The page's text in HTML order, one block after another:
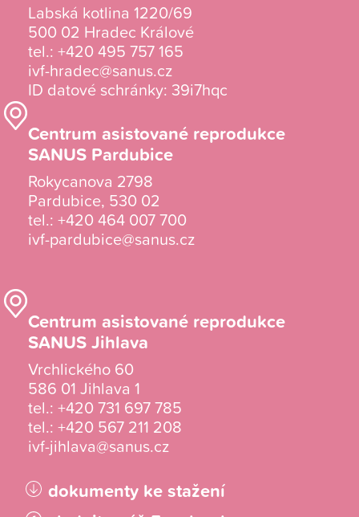
Labská kotlina 1220/69
500 02 Hradec Králové
tel.: +420 495 757 165
ivf-hradec@sanus.cz
ID datové schránky: 39i7hqc
Centrum asistované reprodukce
SANUS Pardubice
Rokycanova 2798
Pardubice, 530 02
tel.: +420 464 007 700
ivf-pardubice@sanus.cz
Centrum asistované reprodukce
SANUS Jihlava
Vrchlického 60
586 01 Jihlava 1
tel.: +420 731 697 785
tel.: +420 567 211 208
ivf-jihlava@sanus.cz
dokumenty ke stažení